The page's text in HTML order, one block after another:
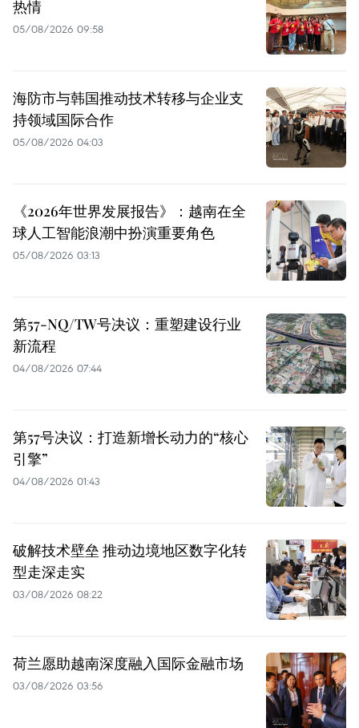
热情
05/08/2026 09:58
海防市与韩国推动技术转移与企业支
持领域国际合作
05/08/2026 04:03
《2026年世界发展报告》：越南在全
球人工智能浪潮中扮演重要角色
05/08/2026 03:13
第57-NQ/TW号决议：重塑建设行业
新流程
04/08/2026 07:44
第57号决议：打造新增长动力的“核心
引擎”
04/08/2026 01:43
破解技术壁垒 推动边境地区数字化转
型走深走实
03/08/2026 08:22
荷兰愿助越南深度融入国际金融市场
03/08/2026 03:56